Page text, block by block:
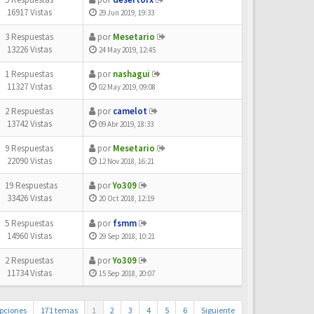
16917 Vistas
29 Jun 2019, 19:33
3 Respuestas
13226 Vistas
porMesetario
24 May 2019, 12:45
1 Respuestas
11327 Vistas
pornashagui
02 May 2019, 09:08
2 Respuestas
13742 Vistas
porcamelot
09 Abr 2019, 18:33
9 Respuestas
22090 Vistas
porMesetario
12 Nov 2018, 16:21
19 Respuestas
33426 Vistas
porYo309
20 Oct 2018, 12:19
5 Respuestas
14960 Vistas
porfsmm
29 Sep 2018, 10:21
2 Respuestas
11734 Vistas
porYo309
15 Sep 2018, 20:07
171 temas 1 2 3 4 5 6 Siguiente